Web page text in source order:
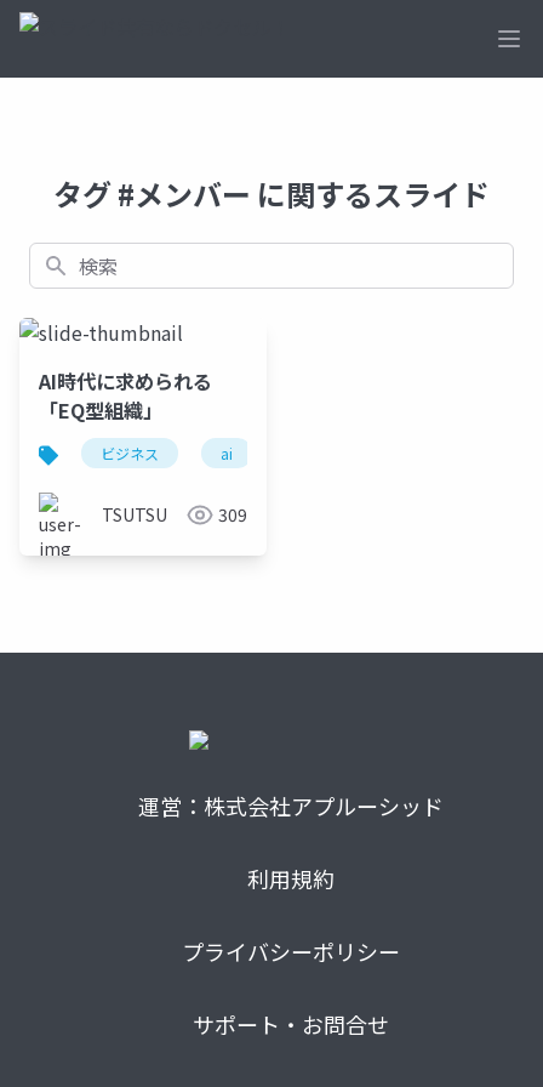
タグ #メンバー に関するスライド
検索
AI時代に求められる
「EQ型組織」
ビジネス ai
TSUTSU 309
運営：株式会社アプルーシッド
利用規約
プライバシーポリシー
サポート・お問合せ